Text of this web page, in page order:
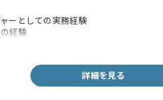
ーとしての実務経験
経験
詳細を見る